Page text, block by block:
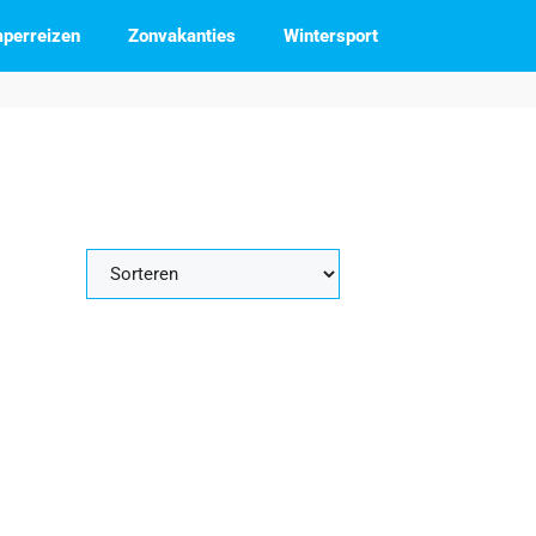
Zonvakanties Wintersport